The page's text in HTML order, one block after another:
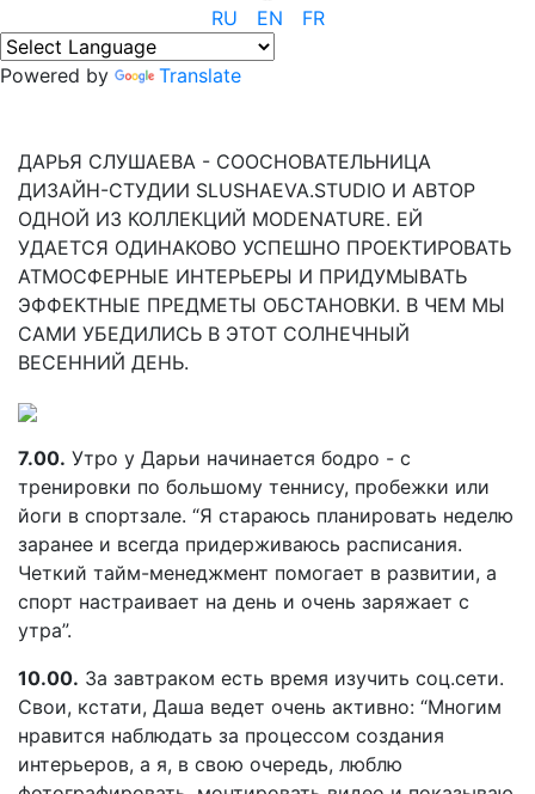
R‍U E‍N F‍R
Powered by Translate
ДАРЬЯ СЛУШАЕВА - СООСНОВАТЕЛЬНИЦА
ДИЗАЙН-СТУДИИ SLUSHAEVA.STUDIO И АВТОР
ОДНОЙ ИЗ КОЛЛЕКЦИЙ MODENATURE. ЕЙ
УДАЕТСЯ ОДИНАКОВО УСПЕШНО ПРОЕКТИРОВАТЬ
АТМОСФЕРНЫЕ ИНТЕРЬЕРЫ И ПРИДУМЫВАТЬ
ЭФФЕКТНЫЕ ПРЕДМЕТЫ ОБСТАНОВКИ. В ЧЕМ МЫ
САМИ УБЕДИЛИСЬ В ЭТОТ СОЛНЕЧНЫЙ
ВЕСЕННИЙ ДЕНЬ.
7.00. Утро у Дарьи начинается бодро - с
тренировки по большому теннису, пробежки или
йоги в спортзале. “Я стараюсь планировать неделю
заранее и всегда придерживаюсь расписания.
Четкий тайм-менеджмент помогает в развитии, а
спорт настраивает на день и очень заряжает с
утра”.
10.00. За завтраком есть время изучить соц.сети.
Свои, кстати, Даша ведет очень активно: “Многим
нравится наблюдать за процессом создания
интерьеров, а я, в свою очередь, люблю